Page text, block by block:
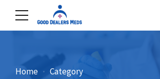
Home Category